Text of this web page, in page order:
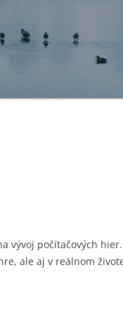
vývoj počítačových
ale aj v reálnom